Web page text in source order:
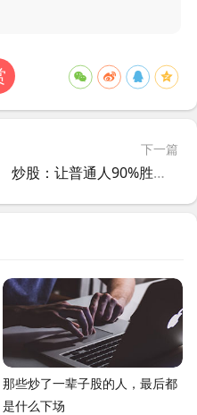
下一篇
炒股：让普通人90%胜率的炒股策略
那些炒了一辈子股的人，最后都
是什么下场